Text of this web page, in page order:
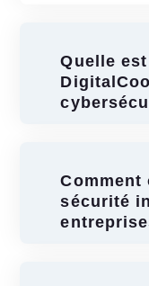
Quelle
sécurité